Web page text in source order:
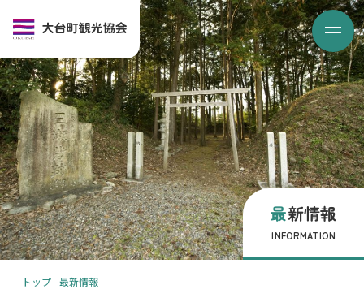
最新情報
INFORMATION
トップ - 最新情報 -